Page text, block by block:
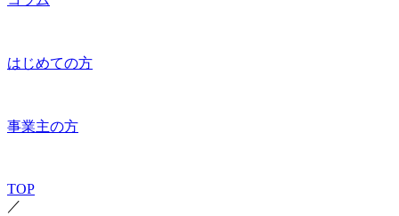
はじめての方
事業主の方
TOP
／